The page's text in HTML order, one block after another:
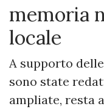
memoria
locale
A supporto
sono state
ampliate, resta